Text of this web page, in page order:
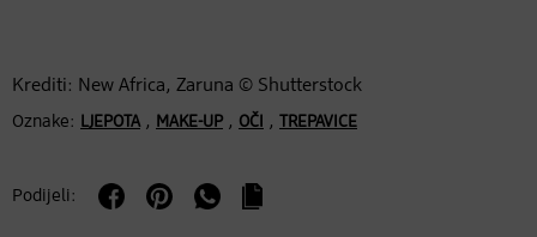
Krediti: New Africa, Zaruna © Shutterstock
Oznake: LJEPOTA, MAKE-UP , OČI , TREPAVICE
Podijeli: